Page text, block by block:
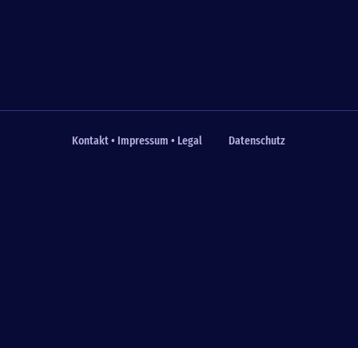
Fußzeile
Kontakt • Impressum • Legal Datenschutz